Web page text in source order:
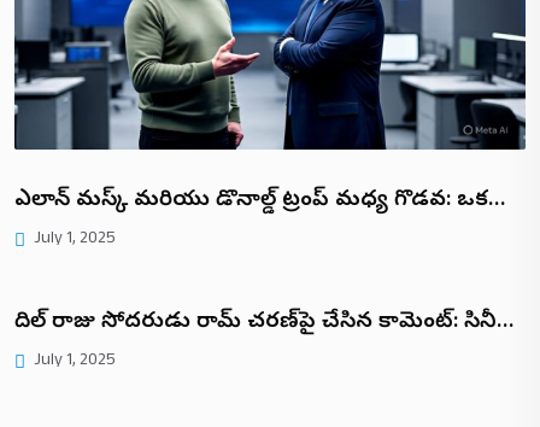
ఎలాన్ మస్క్ మరియు డొనాల్డ్ ట్రంప్ మధ్య గొడవ: ఒక…
July 1, 2025
దిల్ రాజు సోదరుడు రామ్ చరణ్‌పై చేసిన కామెంట్: సినీ…
July 1, 2025